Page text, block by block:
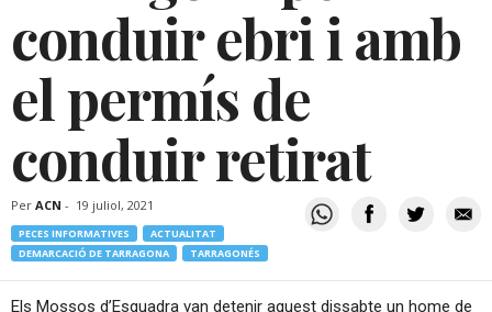
conduir ebri i amb
el permís de
conduir retirat
Per ACN - 19 juliol, 2021
PECES INFORMATIVES
ACTUALITAT
DEMARCACIÓ DE TARRAGONA
TARRAGONÉS
Els Mossos d’Esquadra van detenir aquest dissabte un home de